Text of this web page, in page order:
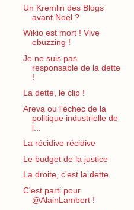
Un Kremlin des Blogs
avant Noël ?
Wikio est mort ! Vive
ebuzzing !
Je ne suis pas
responsable de la dette
!
La dette, le clip !
Areva ou l'échec de la
politique industrielle de
l...
La récidive récidive
Le budget de la justice
La droite, c'est la dette
C'est parti pour
@AlainLambert !